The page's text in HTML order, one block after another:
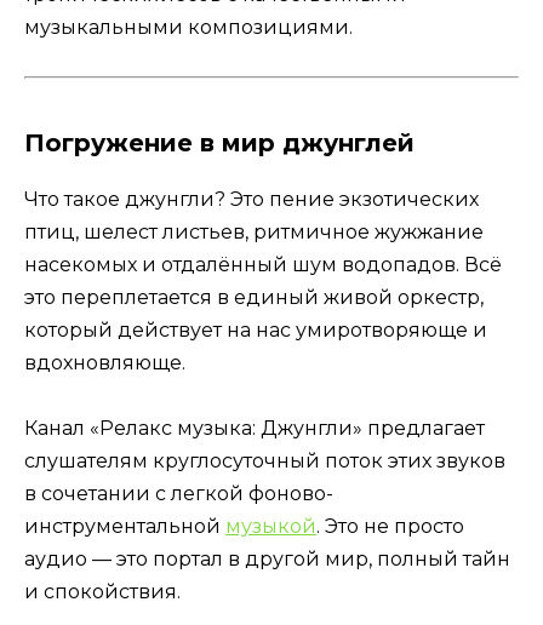
музыкальными композициями.
Погружение в мир джунглей
Что такое джунгли? Это пение экзотических
птиц, шелест листьев, ритмичное жужжание
насекомых и отдалённый шум водопадов. Всё
это переплетается в единый живой оркестр,
который действует на нас умиротворяюще и
вдохновляюще.
Канал «Релакс музыка: Джунгли» предлагает
слушателям круглосуточный поток этих звуков
в сочетании с легкой фоново-
инструментальной музыкой. Это не просто
аудио — это портал в другой мир, полный тайн
и спокойствия.